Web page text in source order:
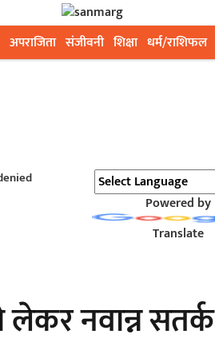
अपराजिता संजीवनी शिक्षा धर्म/राशिफल
Powered by
Translate
लेकर नवान्न सतर्क